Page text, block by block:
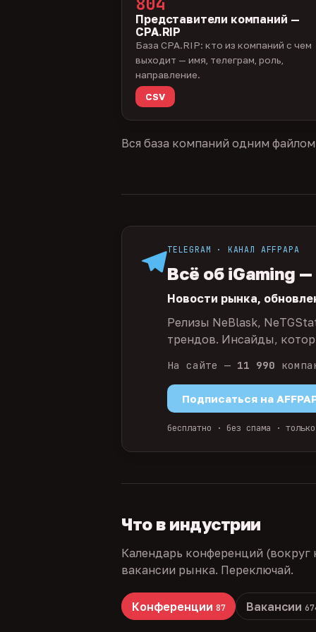
Представители компаний —
CPA.RIP
База CPA.RIP: кто из компаний с чем
выходит — имя, телеграм, роль,
направление.
CSV
Вся база компаний одним
TELEGRAM · КАНАЛ AFFPAPA
Всё об iGaming
Новости рынка,
Релизы NeBlask,
трендов. Инсайды,
На сайте — 11 990
Подписаться на
бесплатно · без спама ·
Что в индустрии
Календарь конференций
вакансии рынка. Переключай.
Конференции 87 Вакансии